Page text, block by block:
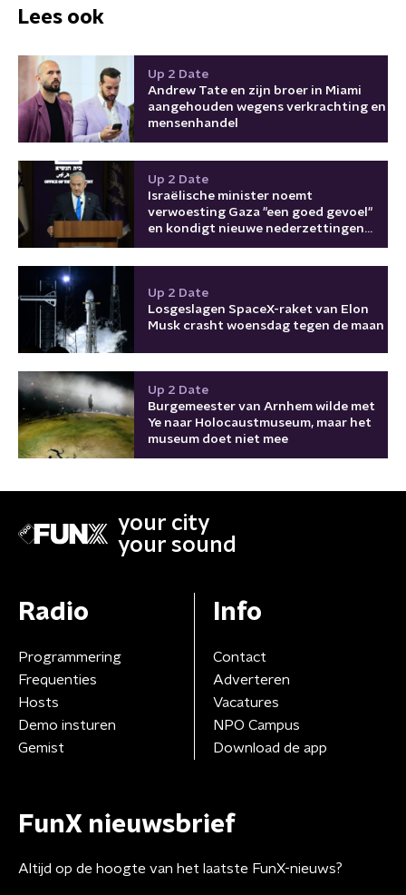
Lees ook
Up 2 Date
Andrew Tate en zijn broer in Miami
aangehouden wegens verkrachting en
mensenhandel
Up 2 Date
Israëlische minister noemt
verwoesting Gaza "een goed gevoel"
en kondigt nieuwe nederzettingen
Up 2 Date
Losgeslagen SpaceX-raket van Elon
Musk crasht woensdag tegen de maan
Up 2 Date
Burgemeester van Arnhem wilde met
Ye naar Holocaustmuseum, maar het
museum doet niet mee
your city
your sound
Radio
Programmering
Frequenties
Hosts
Demo insturen
Gemist
Info
Contact
Adverteren
Vacatures
NPO Campus
Download de app
FunX nieuwsbrief
Altijd op de hoogte van het laatste FunX-nieuws?